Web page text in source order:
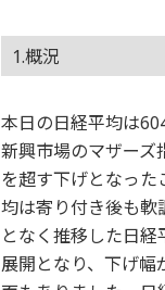
1.概況
本日の日経平均は
新興市場のマザーズ
を超す下げとなっ
均は寄り付き後も軟
となく推移した日
展開となり、下げ